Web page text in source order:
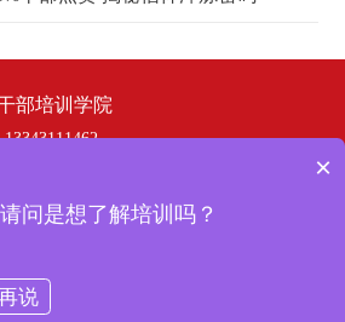
部培训学院
坡干部培训学院
干部培训学院 版权所有
×
问是想了解培训吗？
说